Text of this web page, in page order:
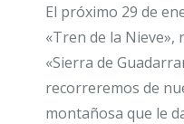
El próximo 29 de
«Tren de la Nieve»,
«Sierra de
recorreremos de
montañosa que le